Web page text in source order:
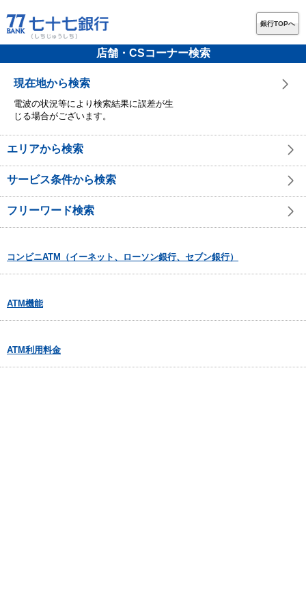
銀行TOPへ
店舗・CSコーナー検索
現在地から検索
電波の状況等により検索結果に誤差が生
じる場合がございます。
エリアから検索
サービス条件から検索
フリーワード検索
コンビニATM（イーネット、ローソン銀行、セブン銀行）
ATM機能
ATM利用料金